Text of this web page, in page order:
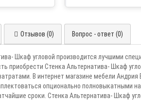
Отзывов (0) Вопрос - ответ (0)
Шкаф угловой производится лучшими
приобрести Стенка Альтернатива- Шкаф
В интернет магазине мебели
опционально полновыкатными
сроки. Стенка Альтернатива- Шкаф